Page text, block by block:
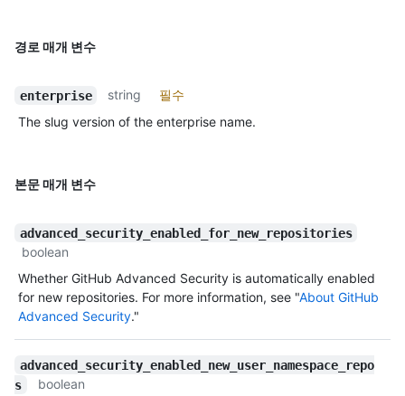
경로 매개 변수
enterprise string
필수
The slug version of the enterprise name.
본문 매개 변수
advanced_security_enabled_for_new_repositories
boolean
Whether GitHub Advanced Security is automatically enabled
for new repositories. For more information, see "About GitHub
Advanced Security."
advanced_security_enabled_new_user_namespace_repo
s
boolean